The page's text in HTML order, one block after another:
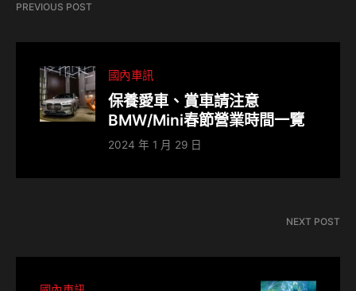
PREVIOUS POST
國內車訊
保養愛車、賞車請注意
BMW/Mini春節營業時間一覽
2024 年 1 月 29 日
NEXT POST